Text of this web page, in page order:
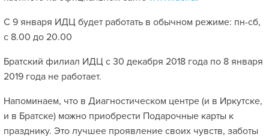
С 9 января ИДЦ будет работать в обычном режиме: пн-сб,
с 8.00 до 20.00
Братский филиал ИДЦ с 30 декабря 2018 года по 8 января
2019 года не работает.
Напоминаем, что в Диагностическом центре (и в Иркутске,
и в Братске) можно приобрести Подарочные карты к
празднику. Это лучшее проявление своих чувств, заботы